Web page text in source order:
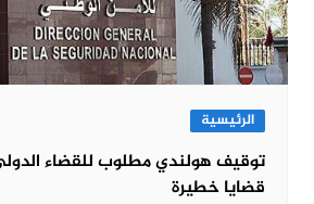
الرئيسية
توقيف هولندي مطلوب للقضاء
قضايا خطيرة